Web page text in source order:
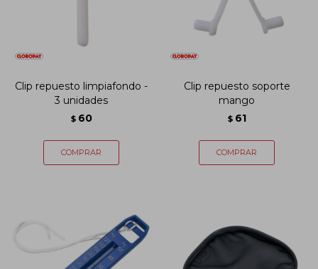
Clip repuesto limpiafondo -
3 unidades
$ 60
Clip repuesto soporte
mango
$ 61